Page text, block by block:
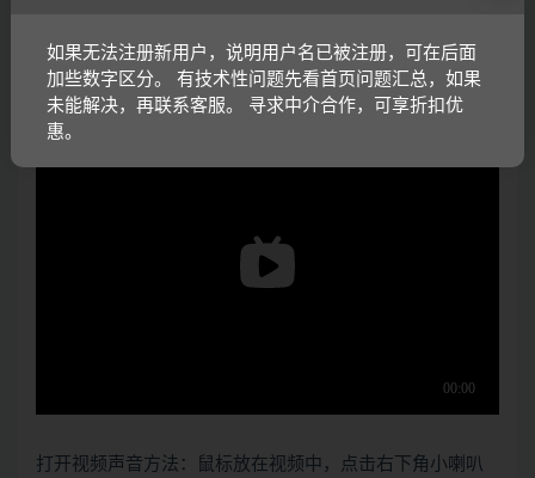
电子版资料介绍视频：
打开视频声音方法：鼠标放在视频中，点击右下角小喇叭
如果无法注册新用户，说明用户名已被注册，可在后面
加些数字区分。 有技术性问题先看首页问题汇总，如果
未能解决，再联系客服。 寻求中介合作，可享折扣优
惠。